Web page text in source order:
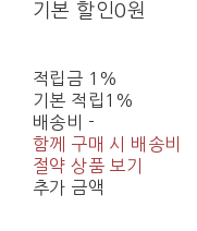
기본 할인0원
적립금 1%
기본 적립 1%
배송비 -
함께 구매 시 배송비
절약 상품 보기
추가 금액